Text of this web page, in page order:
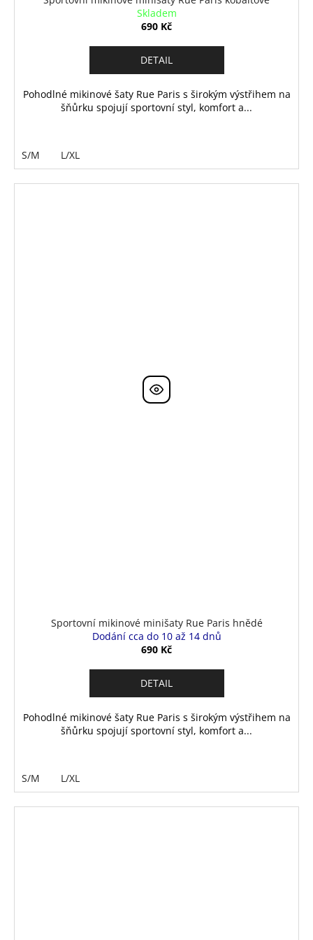
Skladem
690 Kč
DETAIL
Pohodlné mikinové šaty Rue Paris s širokým výstřihem na
šňůrku spojují sportovní styl, komfort a...
S/M L/XL
Sportovní mikinové minišaty Rue Paris hnědé
Dodání cca do 10 až 14 dnů
690 Kč
DETAIL
Pohodlné mikinové šaty Rue Paris s širokým výstřihem na
šňůrku spojují sportovní styl, komfort a...
S/M L/XL